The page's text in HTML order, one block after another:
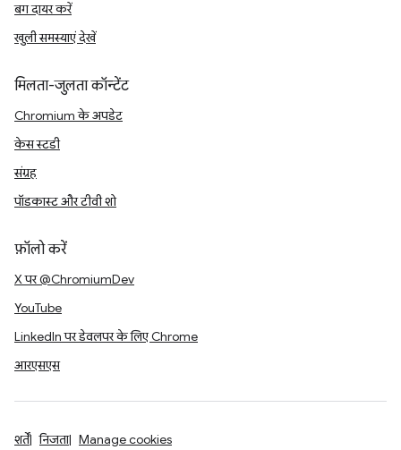
बग दायर करें
खुली समस्याएं देखें
मिलता-जुलता कॉन्टेंट
Chromium के अपडेट
केस स्टडी
संग्रह
पॉडकास्ट और टीवी शो
फ़ॉलो करें
X पर @ChromiumDev
YouTube
LinkedIn पर डेवलपर के लिए Chrome
आरएसएस
शर्तें निजता Manage cookies